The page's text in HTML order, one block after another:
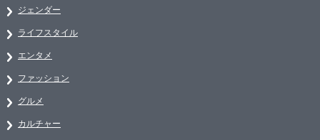
ジェンダー
ライフスタイル
エンタメ
ファッション
グルメ
カルチャー